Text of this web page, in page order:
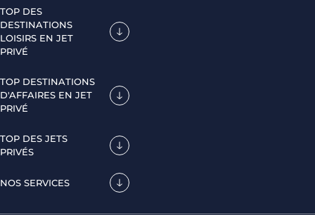
TOP DES
DESTINATIONS
LOISIRS EN JET
PRIVÉ
TOP DESTINATIONS
D'AFFAIRES EN JET
PRIVÉ
TOP DES JETS
PRIVÉS
NOS SERVICES